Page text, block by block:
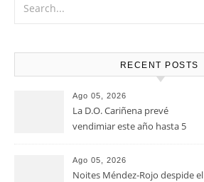
RECENT POSTS
Ago 05, 2026
La D.O. Cariñena prevé
vendimiar este año hasta 5
que en 2025
Ago 05, 2026
Noites Méndez-Rojo despide el